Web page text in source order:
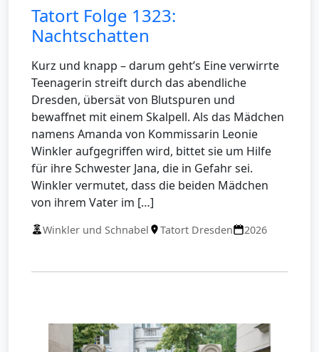
Tatort Folge 1323:
Nachtschatten
Kurz und knapp – darum geht’s Eine verwirrte
Teenagerin streift durch das abendliche
Dresden, übersät von Blutspuren und
bewaffnet mit einem Skalpell. Als das Mädchen
namens Amanda von Kommissarin Leonie
Winkler aufgegriffen wird, bittet sie um Hilfe
für ihre Schwester Jana, die in Gefahr sei.
Winkler vermutet, dass die beiden Mädchen
von ihrem Vater im […]
Winkler und Schnabel Tatort Dresden 2026